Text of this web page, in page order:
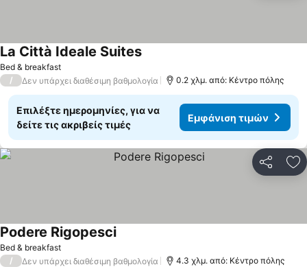
Bed & breakfast
La Città Ideale Suites
/ Δεν υπάρχει διαθέσιμη βαθμολογία 0.2 χλμ. από: Κέντρο πόλης
Επιλέξτε ημερομηνίες, για να
δείτε τις ακριβείς τιμές
Εμφάνιση τιμών
Bed & breakfast
Podere Rigopesci
/ Δεν υπάρχει διαθέσιμη βαθμολογία 4.3 χλμ. από: Κέντρο πόλης